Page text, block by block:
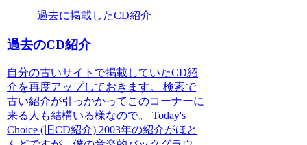
過去に掲載したCD紹介
過去のCD紹介
自分の古いサイトで掲載していたCD紹
介を再度アップしておきます。 検索で
古い紹介が引っかかってこのコーナーに
来る人も結構いる様なので。 Today's
Choice (旧CD紹介) 2003年の紹介がほと